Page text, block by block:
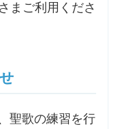
まご利用くださ
聖歌の練習を行